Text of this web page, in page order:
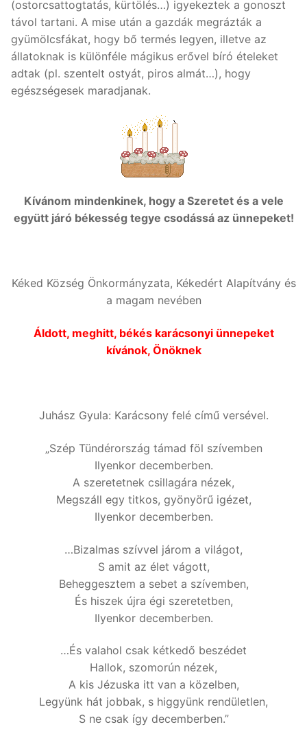
(ostorcsattogtatás, kürtölés…) igyekeztek a gonoszt
távol tartani. A mise után a gazdák megrázták a
gyümölcsfákat, hogy bő termés legyen, illetve az
állatoknak is különféle mágikus erővel bíró ételeket
adtak (pl. szentelt ostyát, piros almát…), hogy
egészségesek maradjanak.
Kívánom mindenkinek, hogy a Szeretet és a vele
együtt járó békesség tegye csodássá az ünnepeket!
Kéked Község Önkormányzata, Kékedért Alapítvány és
a magam nevében
Áldott, meghitt, békés karácsonyi ünnepeket
kívánok, Önöknek
Juhász Gyula: Karácsony felé című versével.
„Szép Tündérország támad föl szívemben
Ilyenkor decemberben.
A szeretetnek csillagára nézek,
Megszáll egy titkos, gyönyörű igézet,
Ilyenkor decemberben.
…Bizalmas szívvel járom a világot,
S amit az élet vágott,
Beheggesztem a sebet a szívemben,
És hiszek újra égi szeretetben,
Ilyenkor decemberben.
…És valahol csak kétkedő beszédet
Hallok, szomorún nézek,
A kis Jézuska itt van a közelben,
Legyünk hát jobbak, s higgyünk rendületlen,
S ne csak így decemberben.”